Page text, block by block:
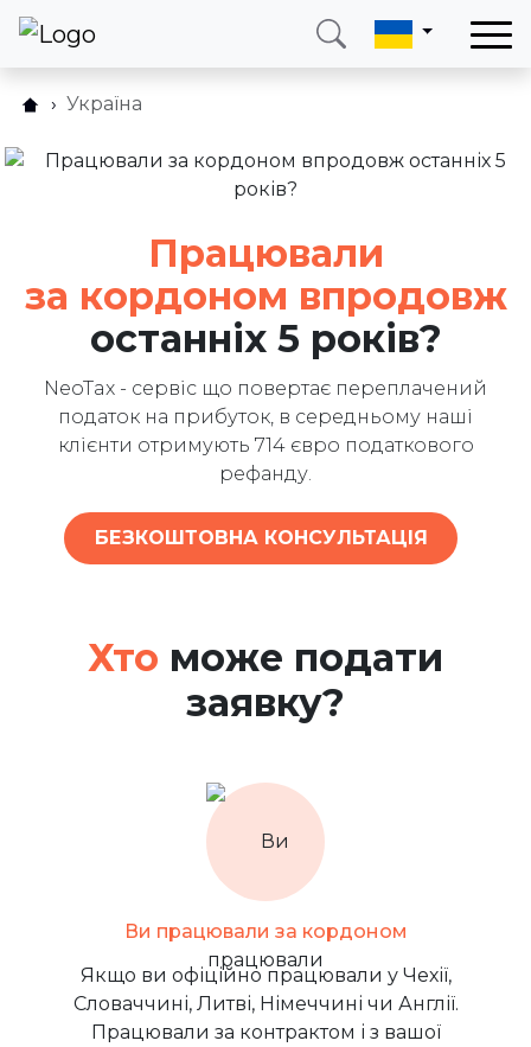
Зателефонуйте мені
Електронна пошта
Хто може подати заяву?
Як це працює?
Запитання та відповідіs
Блог
Партнерам
Напишіть нам
Україна
Працювали
за кордоном впродовж
останніх 5 років?
NeoTax - сервіс що повертає переплачений
податок на прибуток, в середньому наші
клієнти отримують 714 євро податкового
рефанду.
БЕЗКОШТОВНА КОНСУЛЬТАЦІЯ
Хто може подати
заявку?
Ви працювали за кордоном
Якщо ви офіційно працювали у Чехії,
Словаччині, Литві, Німеччині чи Англії.
Працювали за контрактом і з вашої